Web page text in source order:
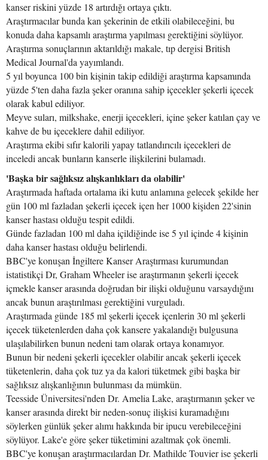
kanser riskini yüzde 18 artırdığı ortaya çıktı.
Araştırmacılar bunda kan şekerinin de etkili olabileceğini, bu
konuda daha kapsamlı araştırma yapılması gerektiğini söylüyor.
Araştırma sonuçlarının aktarıldığı makale, tıp dergisi British
Medical Journal'da yayımlandı.
5 yıl boyunca 100 bin kişinin takip edildiği araştırma kapsamında
yüzde 5'ten daha fazla şeker oranına sahip içecekler şekerli içecek
olarak kabul ediliyor.
Meyve suları, milkshake, enerji içecekleri, içine şeker katılan çay ve
kahve de bu içeceklere dahil ediliyor.
Araştırma ekibi sıfır kalorili yapay tatlandırıcılı içecekleri de
inceledi ancak bunların kanserle ilişkilerini bulamadı.
'Başka bir sağlıksız alışkanlıkları da olabilir'
Araştırmada haftada ortalama iki kutu anlamına gelecek şekilde her
gün 100 ml fazladan şekerli içecek içen her 1000 kişiden 22'sinin
kanser hastası olduğu tespit edildi.
Günde fazladan 100 ml daha içildiğinde ise 5 yıl içinde 4 kişinin
daha kanser hastası olduğu belirlendi.
BBC'ye konuşan İngiltere Kanser Araştırması kurumundan
istatistikçi Dr, Graham Wheeler ise araştırmanın şekerli içecek
içmekle kanser arasında doğrudan bir ilişki olduğunu varsaydığını
ancak bunun araştırılması gerektiğini vurguladı.
Araştırmada günde 185 ml şekerli içecek içenlerin 30 ml şekerli
içecek tüketenlerden daha çok kansere yakalandığı bulgusuna
ulaşılabilirken bunun nedeni tam olarak ortaya konamıyor.
Bunun bir nedeni şekerli içecekler olabilir ancak şekerli içecek
tüketenlerin, daha çok tuz ya da kalori tüketmek gibi başka bir
sağlıksız alışkanlığının bulunması da mümkün.
Teesside Üniversitesi'nden Dr. Amelia Lake, araştırmanın şeker ve
kanser arasında direkt bir neden-sonuç ilişkisi kuramadığını
söylerken günlük şeker alımı hakkında bir ipucu verebileceğini
söylüyor. Lake'e göre şeker tüketimini azaltmak çok önemli.
BBC'ye konuşan araştırmacılardan Dr. Mathilde Touvier ise şekerli